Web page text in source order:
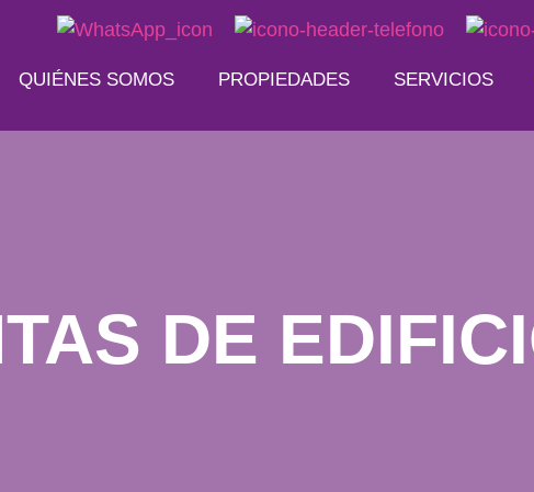
QUIÉNES SOMOS PROPIEDADES SERVICIOS
DE